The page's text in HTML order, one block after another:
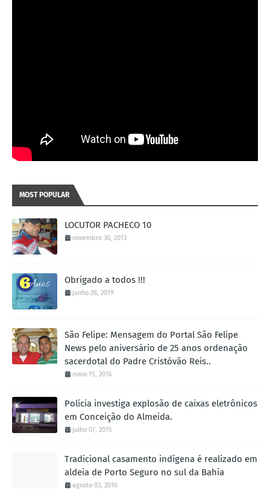
MOST POPULAR
LOCUTOR PACHECO 10
novembro 30, 2013
Obrigado a todos !!!
junho 28, 2019
São Felipe: Mensagem do Portal São Felipe
News pelo aniversário de 25 anos ordenação
sacerdotal do Padre Cristóvão Reis..
maio 15, 2016
Polícia investiga explosão de caixas eletrônicos
em Conceição do Almeida.
julho 07, 2015
Tradicional casamento indígena é realizado em
aldeia de Porto Seguro no sul da Bahia
agosto 03, 2016